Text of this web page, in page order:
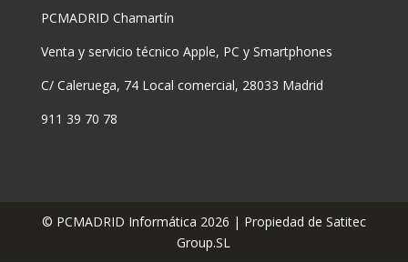
PCMADRID Chamartín
Venta y servicio técnico Apple, PC y Smartphones
C/ Caleruega, 74 Local comercial, 28033 Madrid
911 39 70 78
© PCMADRID Informática 2026 | Propiedad de Satitec
Group.SL